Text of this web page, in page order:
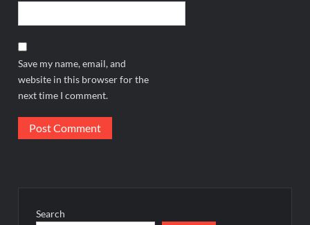
Save my name, email, and
website in this browser for the
next time I comment.
Search